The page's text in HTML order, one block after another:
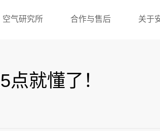
空气研究所 合作与售后 关于
就懂了！